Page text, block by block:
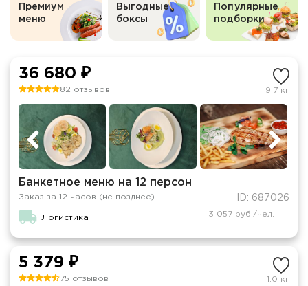
Премиум
меню
Выгодные
боксы
Популярные
подборки
36 680 ₽
82 отзывов 9.7 кг
Банкетное меню на 12 персон
Заказ за 12 часов (не позднее) ID: 687026
Логистика 3 057 руб./чел.
5 379 ₽
75 отзывов 1.0 кг